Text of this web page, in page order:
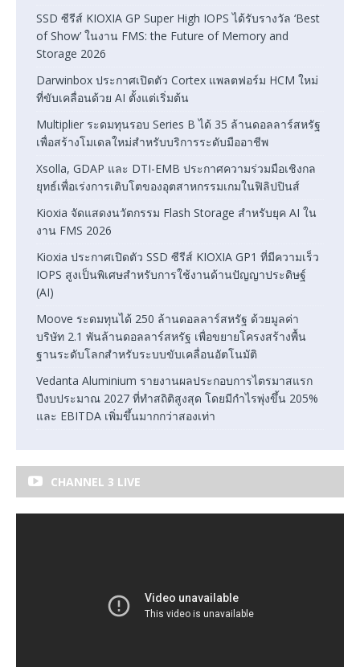
SSD ซีรีส์ KIOXIA GP Super High IOPS ได้รับรางวัล ‘Best
of Show’ ในงาน FMS: the Future of Memory and
Storage 2026
Darwinbox ประกาศเปิดตัว Cortex แพลตฟอร์ม HCM ใหม่
ที่ขับเคลื่อนด้วย AI ตั้งแต่เริ่มต้น
Multiplier ระดมทุนรอบ Series B ได้ 35 ล้านดอลลาร์สหรัฐ
เพื่อสร้างโมเดลใหม่สำหรับบริการระดับมืออาชีพ
Xsolla, GDAP และ DTI-EMB ประกาศความร่วมมือเชิงกล
ยุทธ์เพื่อเร่งการเติบโตของอุตสาหกรรมเกมในฟิลิปปินส์
Kioxia จัดแสดงนวัตกรรม Flash Storage สำหรับยุค AI ใน
งาน FMS 2026
Kioxia ประกาศเปิดตัว SSD ซีรีส์ KIOXIA GP1 ที่มีความเร็ว
IOPS สูงเป็นพิเศษสำหรับการใช้งานด้านปัญญาประดิษฐ์
(AI)
Moove ระดมทุนได้ 250 ล้านดอลลาร์สหรัฐ ด้วยมูลค่า
บริษัท 2.1 พันล้านดอลลาร์สหรัฐ เพื่อขยายโครงสร้างพื้น
ฐานระดับโลกสำหรับระบบขับเคลื่อนอัตโนมัติ
Vedanta Aluminium รายงานผลประกอบการไตรมาสแรก
ปีงบประมาณ 2027 ที่ทำสถิติสูงสุด โดยมีกำไรพุ่งขึ้น 205%
และ EBITDA เพิ่มขึ้นมากกว่าสองเท่า
CHANNEL 3 LIVE